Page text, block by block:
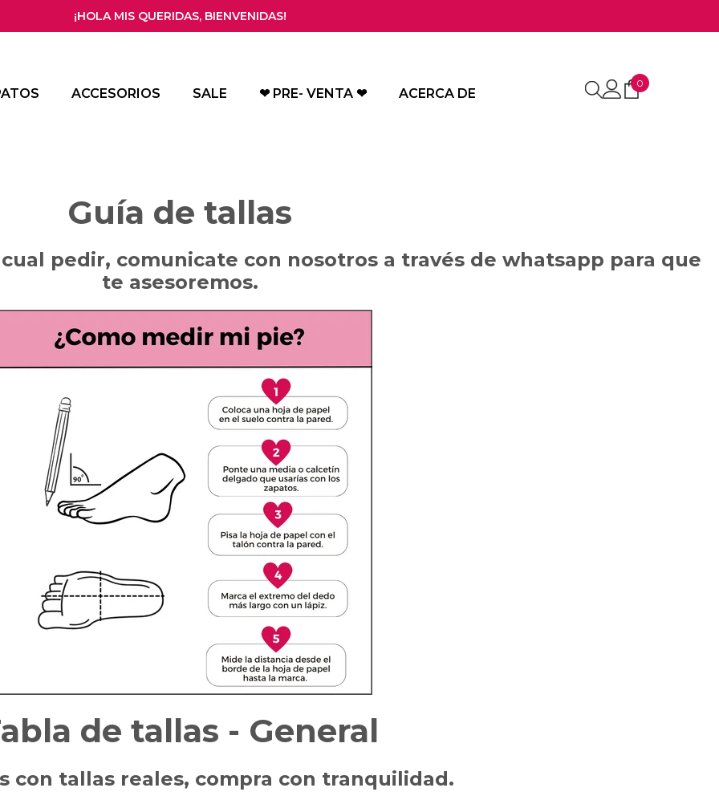
¡HOLA MIS QUERIDAS, BIENVENIDAS!
ACCESORIOS SALE ❤ PRE- VENTA ❤ ACERCA DE
0 0
Guía de tallas
pedir, comunicate con nosotros a través de whatsapp para que
te asesoremos.
de tallas - General
con tallas reales, compra con tranquilidad.